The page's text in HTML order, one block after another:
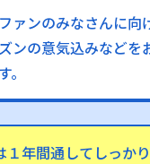
ファンのみなさんに向
ズンの意気込みなどを
す。
１年間通してしっかり